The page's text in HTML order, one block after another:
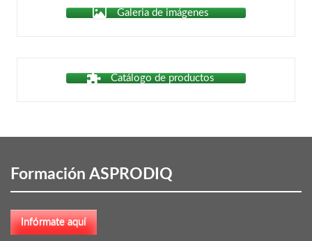
Galeria de imágenes
Catálogo de productos
Formación ASPRODIQ